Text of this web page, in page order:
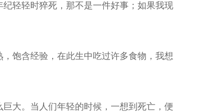
轻轻时猝死，那不是一件好事；如果我现
饱含经验，在此生中吃过许多食物，我想
大。当人们年轻的时候，一想到死亡，便